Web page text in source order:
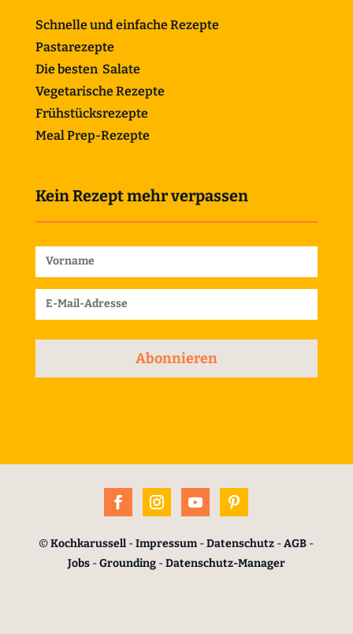
Schnelle und einfache Rezepte
Pastarezepte
Die besten Salate
Vegetarische Rezepte
Frühstücksrezepte
Meal Prep-Rezepte
Kein Rezept mehr verpassen
Abonnieren
©Kochkarussell -Impressum-Datenschutz -AGB -
Jobs-Grounding-Datenschutz-Manager